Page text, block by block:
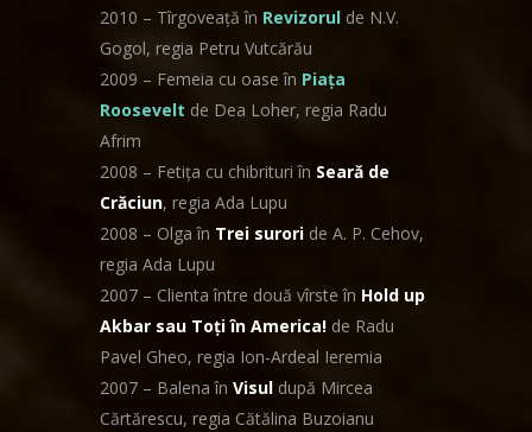
2010 – Tîrgoveaţă în Revizorul de N.V.
Gogol, regia Petru Vutcărău
2009 – Femeia cu oase în Piaţa
Roosevelt de Dea Loher, regia Radu
Afrim
2008 – Fetiţa cu chibrituri în Seară de
Crăciun, regia Ada Lupu
2008 – Olga în Trei surori de A. P. Cehov,
regia Ada Lupu
2007 – Clienta între două vîrste în Hold up
Akbar sau Toţi în America! de Radu
Pavel Gheo, regia Ion-Ardeal Ieremia
2007 – Balena în Visul după Mircea
Cărtărescu, regia Cătălina Buzoianu